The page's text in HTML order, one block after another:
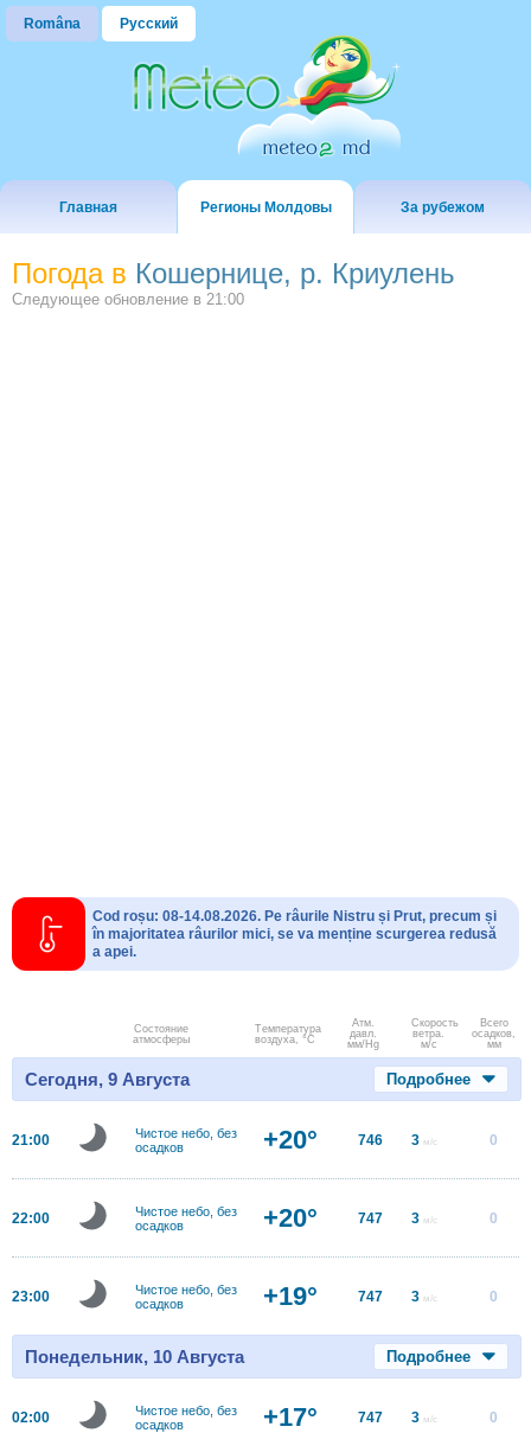
Româna Русский
Главная Регионы Молдовы За рубежом
Погода в Кошернице, р. Криулень
Следующее обновление в 21:00
Cod roșu: 08-14.08.2026. Pe râurile Nistru și Prut, precum și
în majoritatea râurilor mici, se va menține scurgerea redusă
a apei.
Состояние
атмосферы
Температура
воздуха, °C
Атм.
давл.
мм/Hg
Скорость
ветра.
м/с
Всего
осадков,
мм
Сегодня, 9 Августа Подробнее
21:00
Чистое небо, без
осадков
+20° 746 3 м/с 0
22:00
Чистое небо, без
осадков
+20° 747 3 м/с 0
23:00
Чистое небо, без
осадков
+19° 747 3 м/с 0
Понедельник, 10 Августа Подробнее
02:00
Чистое небо, без
осадков
+17° 747 3 м/с 0